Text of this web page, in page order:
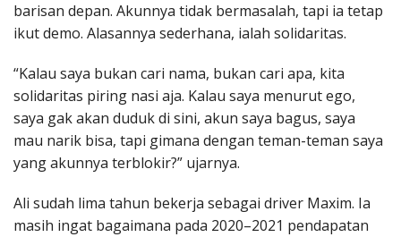
barisan depan. Akunnya tidak bermasalah, tapi ia tetap
ikut demo. Alasannya sederhana, ialah solidaritas.
“Kalau saya bukan cari nama, bukan cari apa, kita
solidaritas piring nasi aja. Kalau saya menurut ego,
saya gak akan duduk di sini, akun saya bagus, saya
mau narik bisa, tapi gimana dengan teman-teman saya
yang akunnya terblokir?” ujarnya.
Ali sudah lima tahun bekerja sebagai driver Maxim. Ia
masih ingat bagaimana pada 2020–2021 pendapatan